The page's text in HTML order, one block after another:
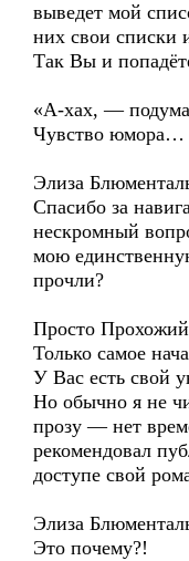
выведет мой
них свои списки
Так Вы и
«А-хах, —
Чувство юмора…
Элиза
Спасибо за
нескромный
мою
прочли?
Просто
Только самое
У Вас есть свой
Но обычно я не
прозу — нет
рекомендовал
доступе свой
Элиза
Это почему?!